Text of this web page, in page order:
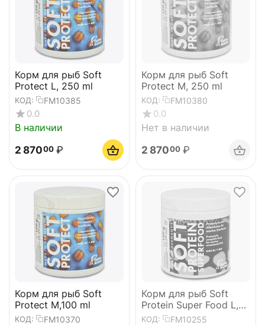
Корм для рыб Soft
Protect L, 250 ml
КОД: FM10385
0.0
В наличии
2 87000 ₽
Корм для рыб Soft
Protect M, 250 ml
КОД: FM10380
0.0
Нет в наличии
2 87000 ₽
Корм для рыб Soft
Protect M,100 ml
КОД: FM10370
Корм для рыб Soft
Protein Super Food L,
100 ml
КОД: FM10255